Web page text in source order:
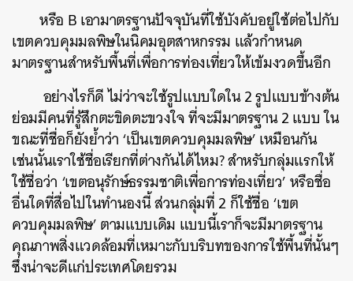
หรือ B เอามาตรฐานปัจจุบันที่ใช้บังคับอยู่ใช้ต่อไปกับ
เขตควบคุมมลพิษในนิคมอุตสาหกรรม แล้วกำหนด
มาตรฐานสำหรับพื้นที่เพื่อการท่องเที่ยวให้เข้มงวดขึ้นอีก
อย่างไรก็ดี ไม่ว่าจะใช้รูปแบบใดใน 2 รูปแบบข้างต้น
ย่อมมีคนที่รู้สึกตะขิดตะขวงใจ ที่จะมีมาตรฐาน 2 แบบ ใน
ขณะที่ชื่อก็ยังย้ำว่า ‘เป็นเขตควบคุมมลพิษ’ เหมือนกัน
เช่นนั้นเราใช้ชื่อเรียกที่ต่างกันได้ไหม? สำหรับกลุ่มแรกให้
ใช้ชื่อว่า ‘เขตอนุรักษ์ธรรมชาติเพื่อการท่องเที่ยว’ หรือชื่อ
อื่นใดที่สื่อไปในทำนองนี้ ส่วนกลุ่มที่ 2 ก็ใช้ชื่อ ‘เขต
ควบคุมมลพิษ’ ตามแบบเดิม แบบนี้เราก็จะมีมาตรฐาน
คุณภาพสิ่งแวดล้อมที่เหมาะกับบริบทของการใช้พื้นที่นั้นๆ
ซึ่งน่าจะดีแก่ประเทศโดยรวม